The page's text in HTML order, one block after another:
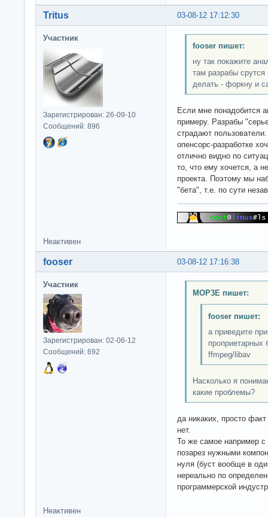
03-08-12 17:12:30
Tritus
Участник
Зарегистрирован: 26-09-10
Сообщений: 896
fooser пишет:
ну так покажите
там разрабы срутся
делать - форкну и
Если мне понадобится
примеру. Разрабы
страдают
опенсорс-разработке
отлично видно по
то, что ему хочется, а
проекта. Поэтому мы
"бета", т.е. по сути
Неактивен
03-08-12 17:16:38
fooser
Участник
Зарегистрирован: 02-06-12
Сообщений: 692
MOP3E пишет:
fooser пишет:
а приведите
проприетарных
ffmpeg/libav
Насколько я
какие проблемы?
да никаких, просто
нет.
То же самое например с
позарез нужными
нуля (буст вообще в
нереально по
программерской
Неактивен